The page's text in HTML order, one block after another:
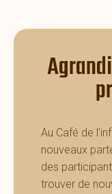
Au Café de
nouveaux
des
trouver de